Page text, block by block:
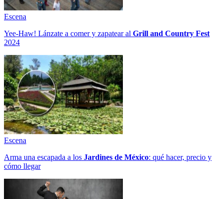
Escena
Yee-Haw! Lánzate a comer y zapatear al Grill and Country Fest
2024
Escena
Arma una escapada a los Jardines de México: qué hacer, precio y
cómo llegar